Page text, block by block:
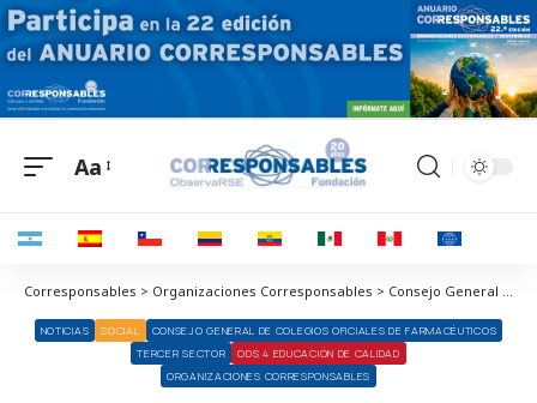
Aa
Corresponsables > Organizaciones Corresponsables > Consejo General de Colegios Oficiales de Farmacéuticos > Farmacéuticos conmemoran el Día del Libro compartiendo con los más jóvenes un relato sobre la profesión
NOTICIAS SOCIAL
CONSEJO GENERAL DE COLEGIOS OFICIALES DE FARMACÉUTICOS
TERCER SECTOR
ODS 4 EDUCACIÓN DE CALIDAD
ORGANIZACIONES CORRESPONSABLES